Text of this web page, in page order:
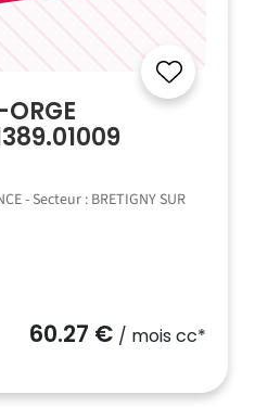
- Secteur : BRETIGNY SUR
60.27 € / mois cc*